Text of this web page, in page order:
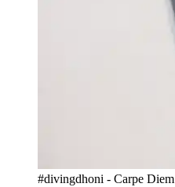
#divingdhoni - Carpe Diem